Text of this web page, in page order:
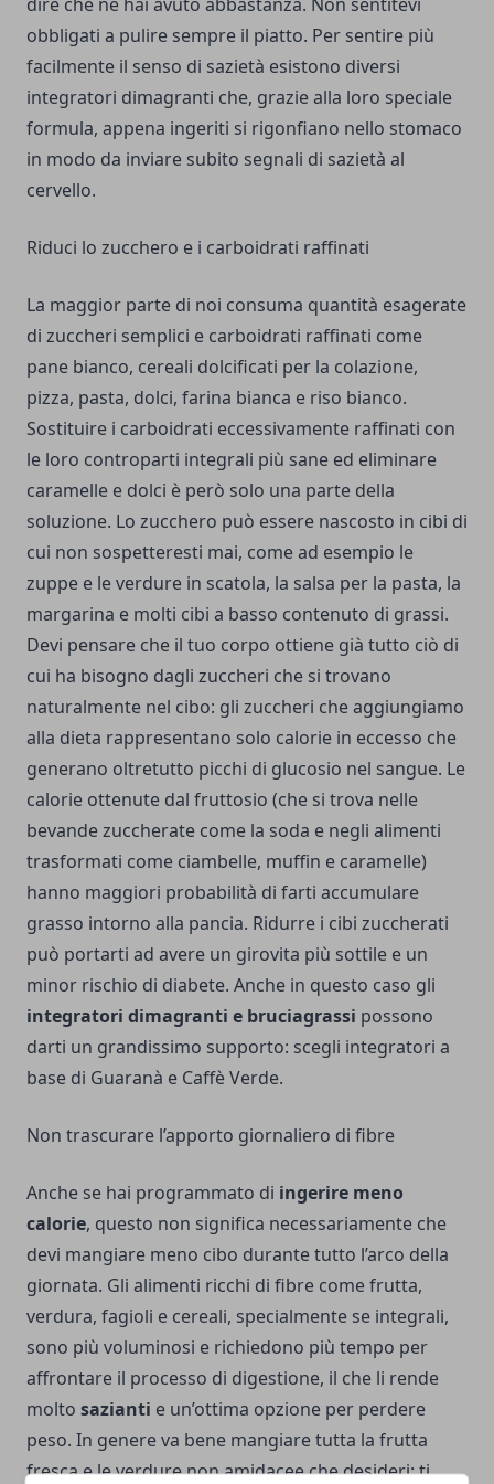
obbligati a pulire sempre il piatto. Per sentire più
facilmente il senso di sazietà esistono diversi
integratori dimagranti che, grazie alla loro speciale
formula, appena ingeriti si rigonfiano nello stomaco
in modo da inviare subito segnali di sazietà al
cervello.
Riduci lo zucchero e i carboidrati raffinati
La maggior parte di noi consuma quantità esagerate
di zuccheri semplici e carboidrati raffinati come
pane bianco, cereali dolcificati per la colazione,
pizza, pasta, dolci, farina bianca e riso bianco.
Sostituire i carboidrati eccessivamente raffinati con
le loro controparti integrali più sane ed eliminare
caramelle e dolci è però solo una parte della
soluzione. Lo zucchero può essere nascosto in cibi di
cui non sospetteresti mai, come ad esempio le
zuppe e le verdure in scatola, la salsa per la pasta, la
margarina e molti cibi a basso contenuto di grassi.
Devi pensare che il tuo corpo ottiene già tutto ciò di
cui ha bisogno dagli zuccheri che si trovano
naturalmente nel cibo: gli zuccheri che aggiungiamo
alla dieta rappresentano solo calorie in eccesso che
generano oltretutto picchi di glucosio nel sangue. Le
calorie ottenute dal fruttosio (che si trova nelle
bevande zuccherate come la soda e negli alimenti
trasformati come ciambelle, muffin e caramelle)
hanno maggiori probabilità di farti accumulare
grasso intorno alla pancia. Ridurre i cibi zuccherati
può portarti ad avere un girovita più sottile e un
minor rischio di diabete. Anche in questo caso gli
integratori dimagranti e bruciagrassi possono
darti un grandissimo supporto: scegli integratori a
base di Guaranà e Caffè Verde.
Non trascurare l’apporto giornaliero di fibre
Anche se hai programmato di ingerire meno
calorie, questo non significa necessariamente che
devi mangiare meno cibo durante tutto l’arco della
giornata. Gli alimenti ricchi di fibre come frutta,
verdura, fagioli e cereali, specialmente se integrali,
sono più voluminosi e richiedono più tempo per
affrontare il processo di digestione, il che li rende
molto sazianti e un’ottima opzione per perdere
peso. In genere va bene mangiare tutta la frutta
fresca e le verdure non amidacee che desideri: ti